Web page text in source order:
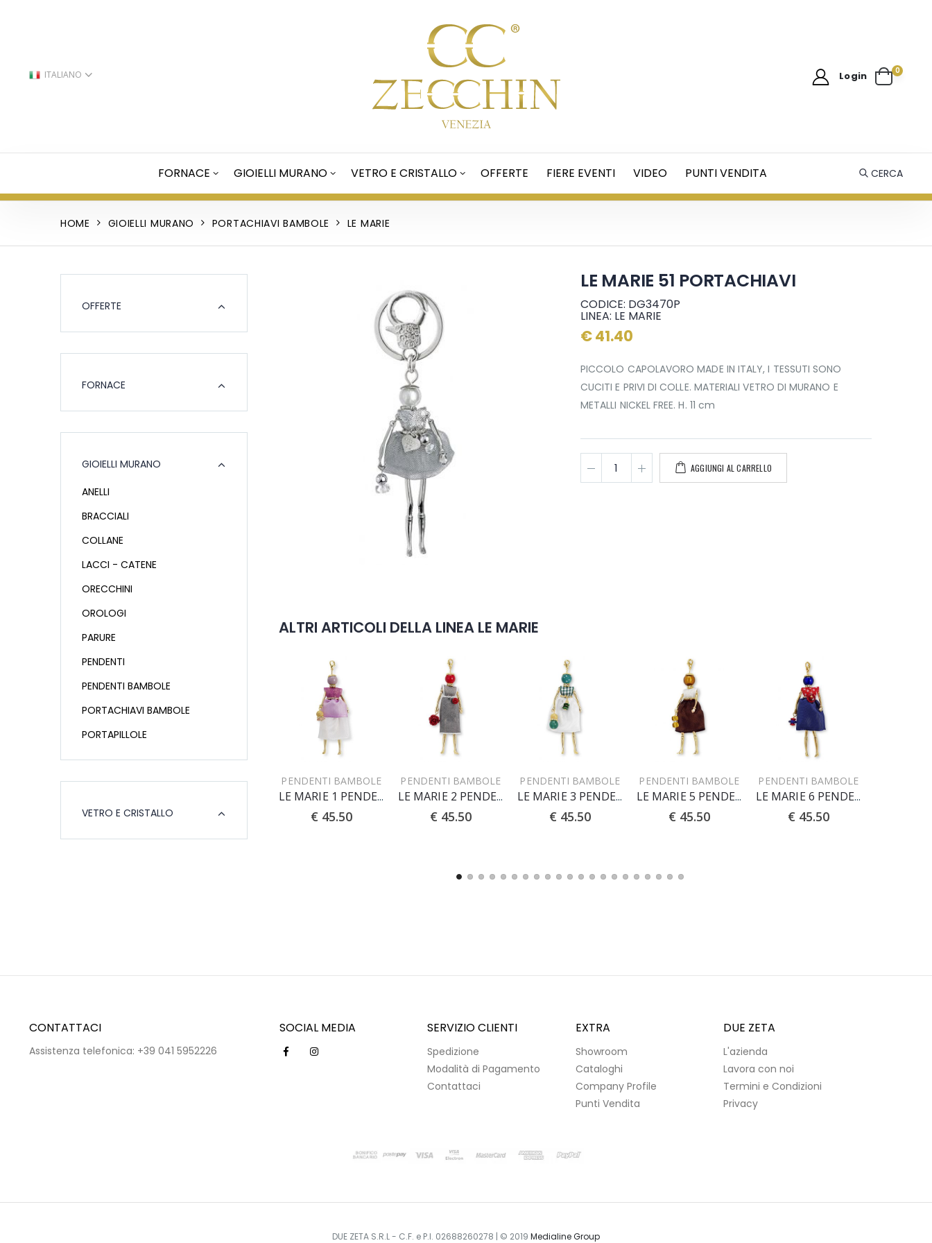
ITALIANO Login 0
FORNACE GIOIELLI MURANO VETRO E CRISTALLO OFFERTE FIERE EVENTI VIDEO PUNTI VENDITA CERCA
HOME GIOIELLI MURANO PORTACHIAVI BAMBOLE LE MARIE
LE MARIE 51 PORTACHIAVI
CODICE: DG3470P
LINEA: LE MARIE
€ 41.40
PICCOLO CAPOLAVORO MADE IN ITALY, I TESSUTI SONO
CUCITI E PRIVI DI COLLE. MATERIALI VETRO DI MURANO E
METALLI NICKEL FREE. H. 11 cm
AGGIUNGI AL CARRELLO
ALTRI ARTICOLI DELLA LINEA LE MARIE
PENDENTI BAMBOLE
LE MARIE 1 PENDENTE
€ 45.50
PENDENTI BAMBOLE
LE MARIE 2 PENDENTE
€ 45.50
PENDENTI BAMBOLE
LE MARIE 3 PENDENTE
€ 45.50
PENDENTI BAMBOLE
LE MARIE 5 PENDENTE
€ 45.50
PENDENTI BAMBOLE
LE MARIE 6 PENDENTE
€ 45.50
OFFERTE
FORNACE
GIOIELLI MURANO
ANELLI
BRACCIALI
COLLANE
LACCI - CATENE
ORECCHINI
OROLOGI
PARURE
PENDENTI
PENDENTI BAMBOLE
PORTACHIAVI BAMBOLE
PORTAPILLOLE
VETRO E CRISTALLO
CONTATTACI
Assistenza telefonica: +39 041 5952226
SOCIAL MEDIA SERVIZIO CLIENTI
Spedizione
Modalità di Pagamento
Contattaci
EXTRA
Showroom
Cataloghi
Company Profile
Punti Vendita
DUE ZETA
L'azienda
Lavora con noi
Termini e Condizioni
Privacy
DUE ZETA S.R.L - C.F. e P.I. 02688260278 | © 2019 Medialine Group